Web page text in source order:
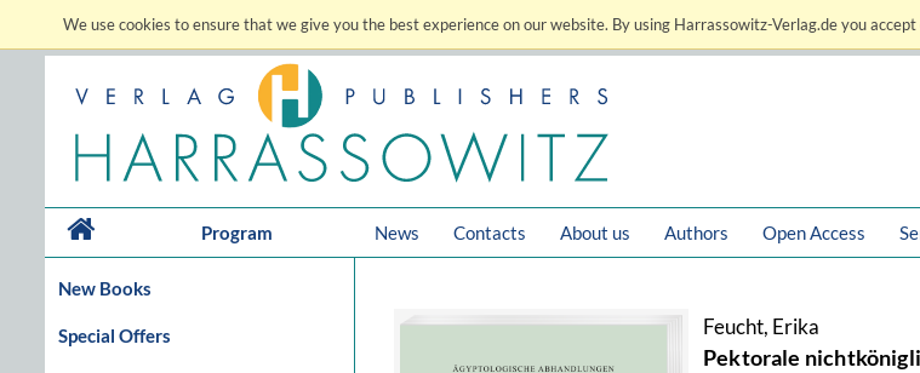
We use cookies to ensure that we give you the best experience on our website. By using Harrassowitz-Verlag.de you
Program News Contacts About us Authors Open Access
New Books
Special Offers Feucht, Erika
Pektorale